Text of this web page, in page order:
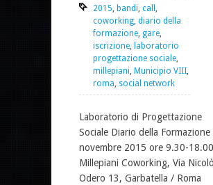
2015, bandi, call ,
coworking, diario della
formazione, gare,
iscrizione, laboratorio
progettazione sociale,
millepiani, Municipio VIII,
roma, social network
Laboratorio di Progettazione
Sociale Diario della Formazione
novembre 2015 ore 9.30-18.00
Millepiani Coworking, Via Nicolò
Odero 13, Garbatella / Roma